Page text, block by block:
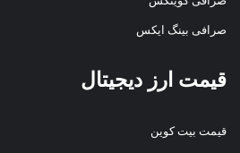
صرافی بینگ ایکس
قیمت ارز دیجیتال
قیمت بیت کوین